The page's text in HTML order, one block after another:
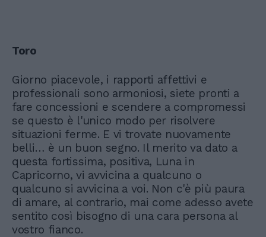
Toro
Giorno piacevole, i rapporti affettivi e
professionali sono armoniosi, siete pronti a
fare concessioni e scendere a compromessi
se questo è l'unico modo per risolvere
situazioni ferme. E vi trovate nuovamente
belli… è un buon segno. Il merito va dato a
questa fortissima, positiva, Luna in
Capricorno, vi avvicina a qualcuno o
qualcuno si avvicina a voi. Non c'è più paura
di amare, al contrario, mai come adesso avete
sentito così bisogno di una cara persona al
vostro fianco.